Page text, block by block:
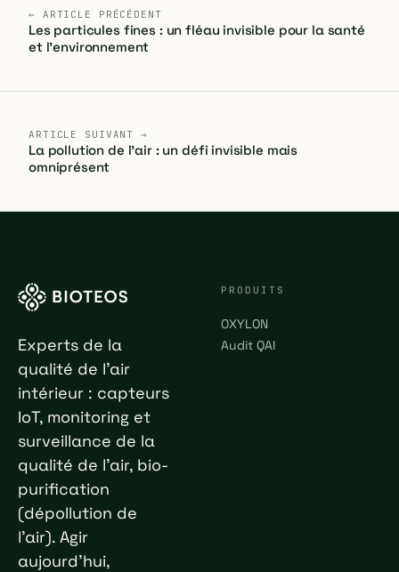
← ARTICLE PRÉCÉDENT
Les particules fines : un fléau invisible pour la santé
et l'environnement
ARTICLE SUIVANT →
La pollution de l'air : un défi invisible mais
omniprésent
Experts de la
qualité de l'air
intérieur : capteurs
IoT, monitoring et
surveillance de la
qualité de l'air, bio-
purification
(dépollution de
l'air). Agir
aujourd'hui,
PRODUITS
OXYLON
Audit QAI